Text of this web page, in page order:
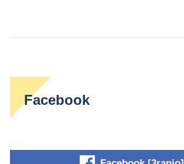
Facebook